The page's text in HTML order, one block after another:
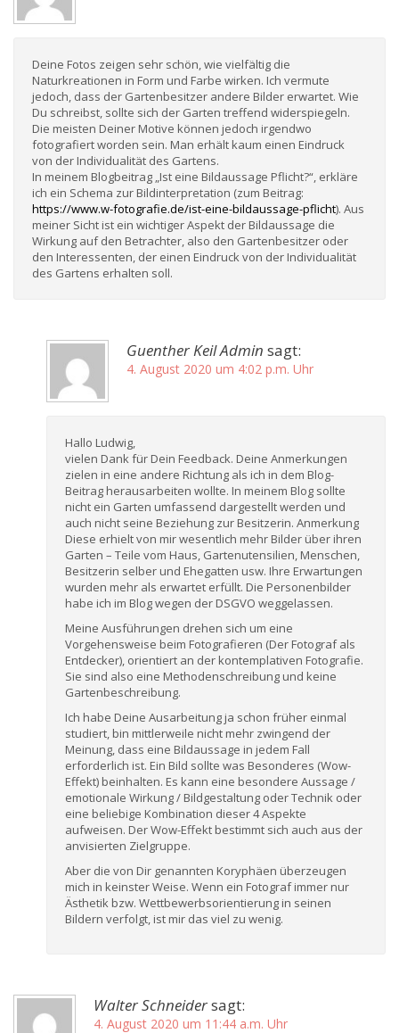
Deine Fotos zeigen sehr schön, wie vielfältig die
Naturkreationen in Form und Farbe wirken. Ich vermute
jedoch, dass der Gartenbesitzer andere Bilder erwartet. Wie
Du schreibst, sollte sich der Garten treffend widerspiegeln.
Die meisten Deiner Motive können jedoch irgendwo
fotografiert worden sein. Man erhält kaum einen Eindruck
von der Individualität des Gartens.
In meinem Blogbeitrag „Ist eine Bildaussage Pflicht?“, erkläre
ich ein Schema zur Bildinterpretation (zum Beitrag:
https://www.w-fotografie.de/ist-eine-bildaussage-pflicht). Aus
meiner Sicht ist ein wichtiger Aspekt der Bildaussage die
Wirkung auf den Betrachter, also den Gartenbesitzer oder
den Interessenten, der einen Eindruck von der Individualität
des Gartens erhalten soll.
Guenther Keil Admin sagt:
4. August 2020 um 4:02 p.m. Uhr
Hallo Ludwig,
vielen Dank für Dein Feedback. Deine Anmerkungen
zielen in eine andere Richtung als ich in dem Blog-
Beitrag herausarbeiten wollte. In meinem Blog sollte
nicht ein Garten umfassend dargestellt werden und
auch nicht seine Beziehung zur Besitzerin. Anmerkung
Diese erhielt von mir wesentlich mehr Bilder über ihren
Garten – Teile vom Haus, Gartenutensilien, Menschen,
Besitzerin selber und Ehegatten usw. Ihre Erwartungen
wurden mehr als erwartet erfüllt. Die Personenbilder
habe ich im Blog wegen der DSGVO weggelassen.
Meine Ausführungen drehen sich um eine
Vorgehensweise beim Fotografieren (Der Fotograf als
Entdecker), orientiert an der kontemplativen Fotografie.
Sie sind also eine Methodenschreibung und keine
Gartenbeschreibung.
Ich habe Deine Ausarbeitung ja schon früher einmal
studiert, bin mittlerweile nicht mehr zwingend der
Meinung, dass eine Bildaussage in jedem Fall
erforderlich ist. Ein Bild sollte was Besonderes (Wow-
Effekt) beinhalten. Es kann eine besondere Aussage /
emotionale Wirkung / Bildgestaltung oder Technik oder
eine beliebige Kombination dieser 4 Aspekte
aufweisen. Der Wow-Effekt bestimmt sich auch aus der
anvisierten Zielgruppe.
Aber die von Dir genannten Koryphäen überzeugen
mich in keinster Weise. Wenn ein Fotograf immer nur
Ästhetik bzw. Wettbewerbsorientierung in seinen
Bildern verfolgt, ist mir das viel zu wenig.
Walter Schneidersagt:
4. August 2020 um 11:44 a.m. Uhr